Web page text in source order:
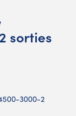
sorties
3000-2